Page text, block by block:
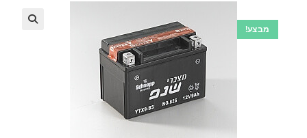
מבצע!